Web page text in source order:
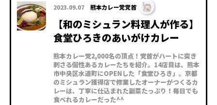
2023.09.07 熊本カレー党党首
【和のミシュラン料理人が作る】
食堂ひろきのあいがけカレー
熊本カレー党2,000名の頂点！党首がハートに突き
刺さる個性あるカレーたちを紹介。14店目は、熊本
市中央区水道町にOPENした「食堂ひろき」。京都
のミシュラン獲得店で修業したオーナーがつくるカ
レーは、丁寧に仕込まれた副菜たっぷり！毎日でも
食べれるカレーだった^^